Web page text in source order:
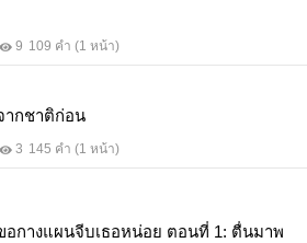
9 109 คำ (1 หน้า)
ยจากชาติก่อน
3 145 คำ (1 หน้า)
จีบเธอหน่อย ตอนที่ 1: ตื่นมาพ